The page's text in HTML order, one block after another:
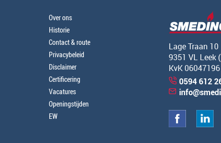
Over ons
Historie
Contact & route
Privacybeleid
Disclaimer
Certificering
Vacatures
Openingstijden
EW
Lage Traan 10
9351 VL Leek
KvK 06047196
0594 612